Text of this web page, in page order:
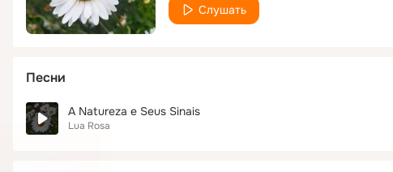
Слушать
Песни
A Natureza e Seus Sinais
Lua Rosa